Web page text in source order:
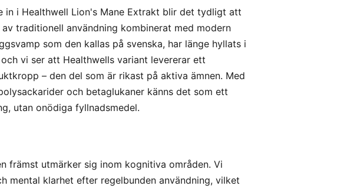
in i Healthwell Lion's Mane Extrakt blir det tydligt att
traditionell användning kombinerat med modern
som den kallas på svenska, har länge hyllats i
vi ser att Healthwells variant levererar ett
– den del som är rikast på aktiva ämnen. Med
och betaglukaner känns det som ett
utan onödiga fyllnadsmedel.
främst utmärker sig inom kognitiva områden. Vi
mental klarhet efter regelbunden användning, vilket